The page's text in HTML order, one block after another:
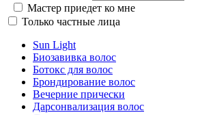
Мастер приедет ко мне
Только частные лица
Sun Light
Биозавивка волос
Ботокс для волос
Брондирование волос
Вечерние прически
Дарсонвализация волос